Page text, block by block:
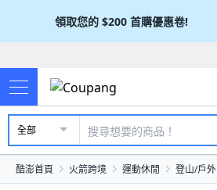
領取您的 $200 首購優惠卷!
全部
酷澎首頁 火箭跨境 運動休閒 登山/戶外